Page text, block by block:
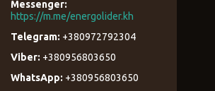
https://m.me/energolider.kh
+380972792304
+380956803650
+380956803650